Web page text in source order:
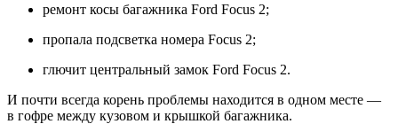
ремонт косы багажника Ford Focus 2;
пропала подсветка номера Focus 2;
глючит центральный замок Ford Focus 2.
И почти всегда корень проблемы находится в одном месте —
в гофре между кузовом и крышкой багажника.